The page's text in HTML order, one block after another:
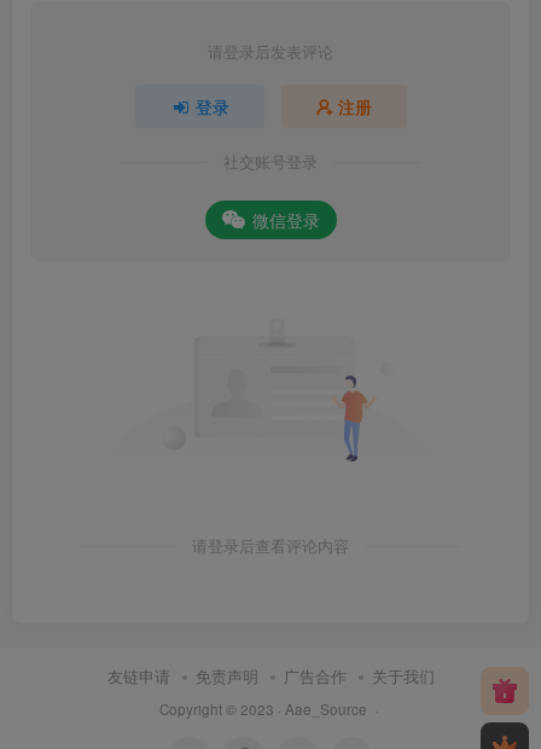
请登录后发表评论
登录 注册
社交账号登录
微信登录
请登录后查看评论内容
友链申请 免责声明 广告合作 关于我们
Copyright © 2023 · Aae_Source ·